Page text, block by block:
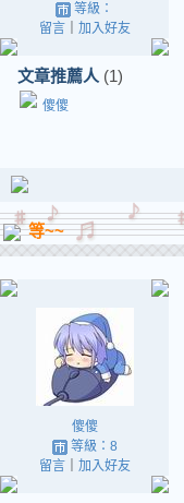
等級：
留言｜ 加入好友
文章推薦人 (1)
傻傻
等~~
傻傻
等級：8
留言｜ 加入好友